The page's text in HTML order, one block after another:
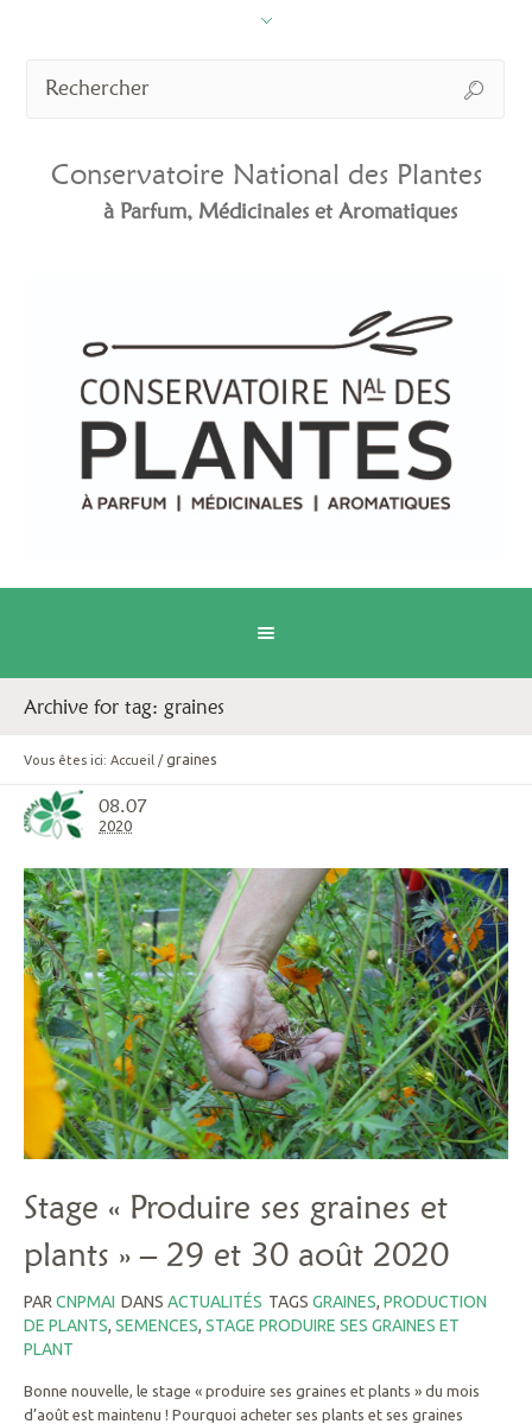
Conservatoire National des Plantes
à Parfum, Médicinales et Aromatiques
Archive for tag: graines
Vous êtes ici: Accueil / graines
08.07
2020
Stage « Produire ses graines et
plants » – 29 et 30 août 2020
PAR CNPMAI DANS ACTUALITÉS TAGS GRAINES, PRODUCTION
DE PLANTS, SEMENCES, STAGE PRODUIRE SES GRAINES ET
PLANT
Bonne nouvelle, le stage « produire ses graines et plants » du mois
d’août est maintenu ! Pourquoi acheter ses plants et ses graines